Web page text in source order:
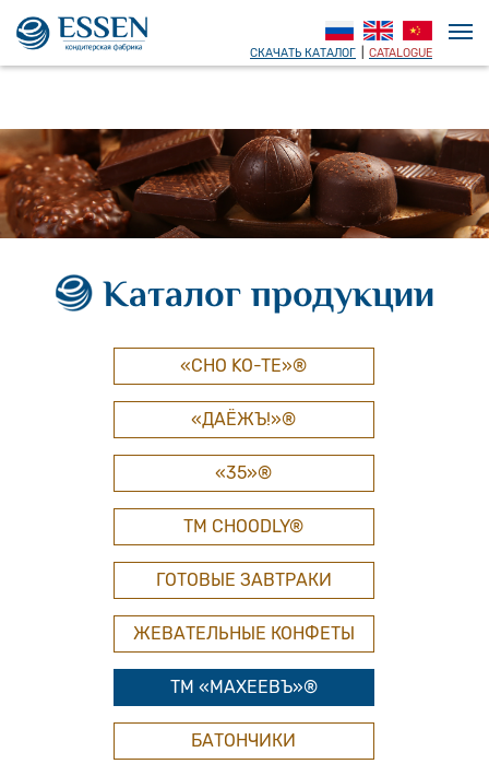
СКАЧАТЬ КАТАЛОГ CATALOGUE
Каталог продукции
«CHO KO-TE»®
«ДАЁЖЪ!»®
«35»®
ТМ СHOODLY®
ГОТОВЫЕ ЗАВТРАКИ
ЖЕВАТЕЛЬНЫЕ КОНФЕТЫ
ТМ «МАХЕЕВЪ»®
БАТОНЧИКИ